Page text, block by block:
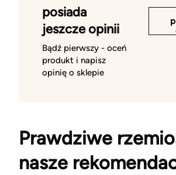
posiada
jeszcze opinii
Bądź pierwszy - oceń
produkt i napisz
opinię o sklepie
Prawdziwe
nasze